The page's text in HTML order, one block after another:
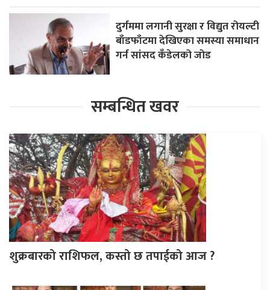
दुर्गममा लगानी सुरक्षा र विद्युत रोयल्टी
बाँडफाँटमा देखिएका समस्या समाधान
गर्न सांसद कँडेलको जोड
सम्बन्धित खवर
शुक्रबारको राशिफल, कस्तो छ तपाईको आज ?